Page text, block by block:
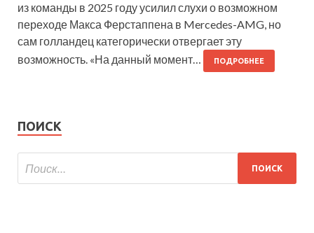
из команды в 2025 году усилил слухи о возможном
переходе Макса Ферстаппена в Mercedes-AMG, но
сам голландец категорически отвергает эту
возможность. «На данный момент…
ПОДРОБНЕЕ
ПОИСК